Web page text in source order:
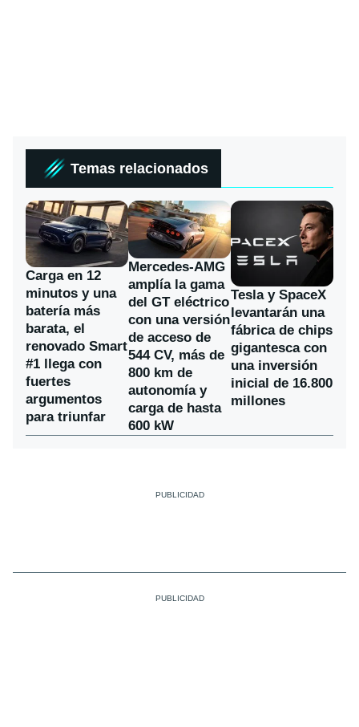
Temas relacionados
Carga en 12
minutos y una
batería más
barata, el
renovado Smart
#1 llega con
fuertes
argumentos
para triunfar
Mercedes-AMG
amplía la gama
del GT eléctrico
con una versión
de acceso de
544 CV, más de
800 km de
autonomía y
carga de hasta
600 kW
Tesla y SpaceX
levantarán una
fábrica de chips
gigantesca con
una inversión
inicial de 16.800
millones